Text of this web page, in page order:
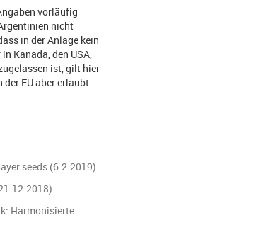
vorläufig
nicht
in der Anlage kein
Kanada, den USA,
ist, gilt hier
EU aber erlaubt.
seeds (6.2.2019)
Harmonisierte